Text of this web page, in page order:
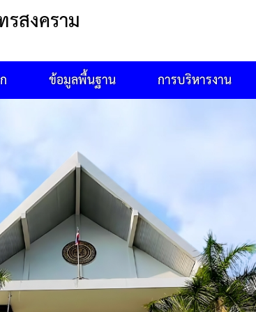
สงคราม
การบริหารงาน
ข้อมูลพื้นฐาน